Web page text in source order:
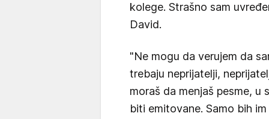
kolege. Strašno sam
David.
"Ne mogu da verujem da
trebaju neprijatelji,
moraš da menjaš pesme,
biti emitovane. Samo bih